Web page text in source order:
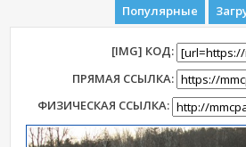
Популярные
[IMG] КОД:
ПРЯМАЯ ССЫЛКА:
ФИЗИЧЕСКАЯ ССЫЛКА: